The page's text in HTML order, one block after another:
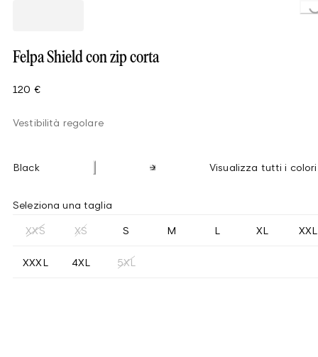
Felpa Shield con zip corta
120 €
Vestibilità regolare
Black Visualizza tutti i colori
Seleziona una taglia
XXS XS S M L XL XXL
XXXL 4XL 5XL